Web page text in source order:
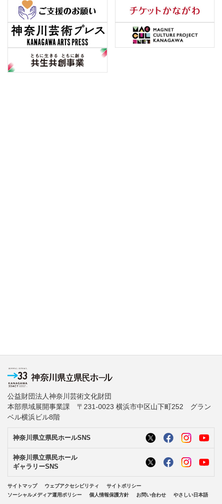
公益財団法人神奈川芸術文化財団
本部県域展開事業課 〒231-0023 横浜市中区山下町252 グラン
ベル横浜ビル8階
神奈川県立県民ホールSNS
神奈川県立県民ホール
ギャラリーSNS
サイトマップ ウェブアクセシビリティ
サイトポリシー
ソーシャルメディア運用ポリシー
個人情報保護方針 お問い合わせ やさしい日本語